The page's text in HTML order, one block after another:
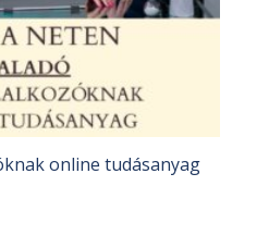
online tudásanyag